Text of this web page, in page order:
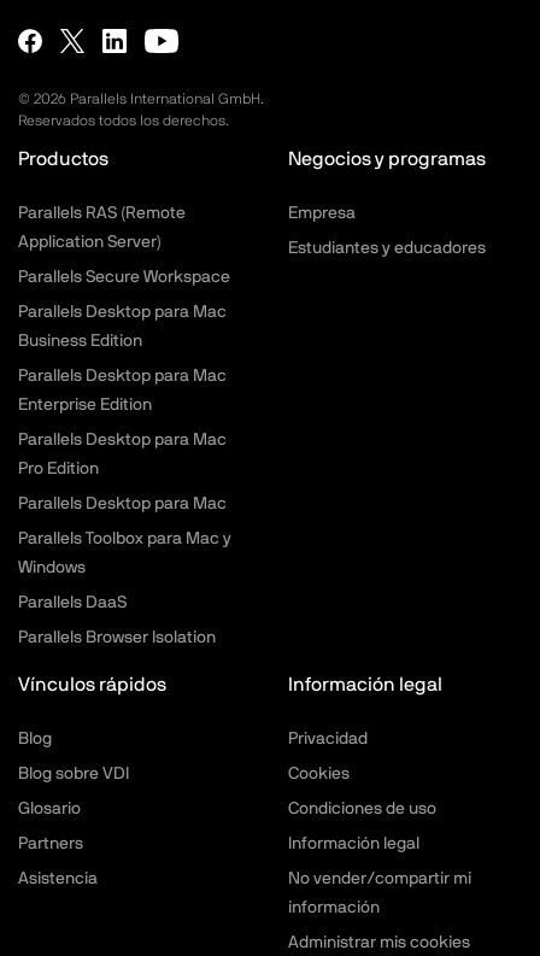
© 2026 Parallels International GmbH.
Reservados todos los derechos.
Productos
Parallels RAS (Remote
Application Server)
Parallels Secure Workspace
Parallels Desktop para Mac
Business Edition
Parallels Desktop para Mac
Enterprise Edition
Parallels Desktop para Mac
Pro Edition
Parallels Desktop para Mac
Parallels Toolbox para Mac y
Windows
Parallels DaaS
Parallels Browser Isolation
Negocios y programas
Empresa
Estudiantes y educadores
Vínculos rápidos
Blog
Blog sobre VDI
Glosario
Partners
Asistencia
Información legal
Privacidad
Cookies
Condiciones de uso
Información legal
No vender/compartir mi
información
Administrar mis cookies